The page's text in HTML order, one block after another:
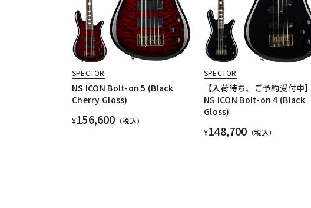
SPECTOR
NS ICON Bolt-on 5 (Black
Cherry Gloss)
¥156,600 （税込）
SPECTOR
【入荷待ち、ご予約受付中】
NS ICON Bolt-on 4 (Black
Gloss)
¥148,700 （税込）